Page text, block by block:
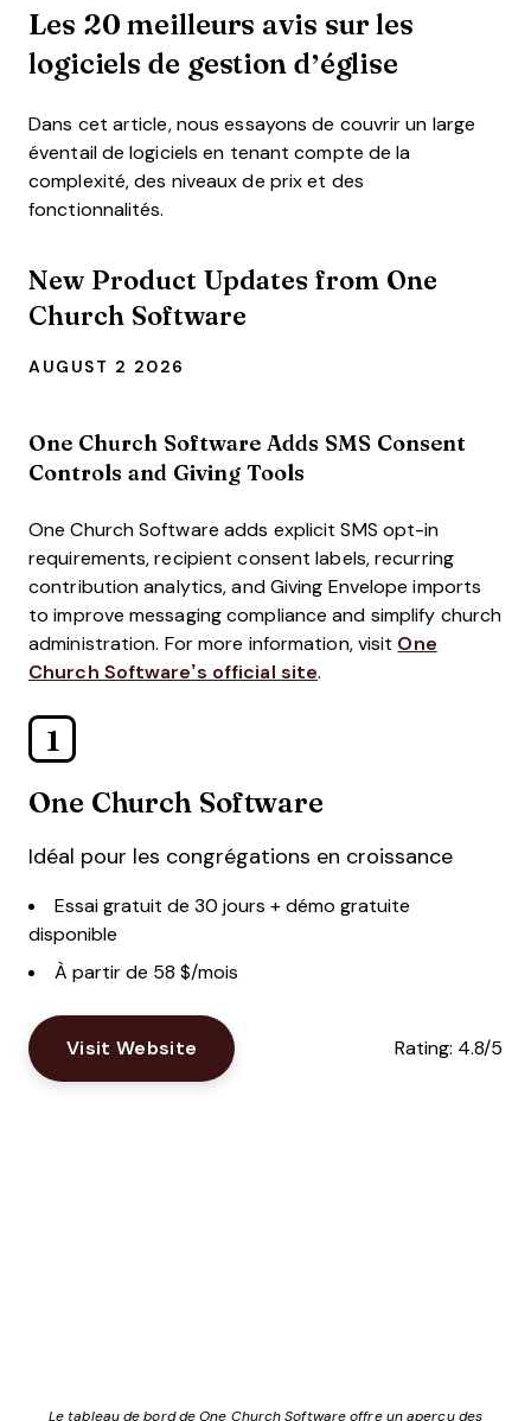
Les 20 meilleurs avis sur les
logiciels de gestion d’église
Dans cet article, nous essayons de couvrir un large
éventail de logiciels en tenant compte de la
complexité, des niveaux de prix et des
fonctionnalités.
1
One Church Software
Idéal pour les congrégations en croissance
Essai gratuit de 30 jours + démo gratuite
disponible
À partir de 58 $/mois
Visit Website Rating: 4.8/5
Le tableau de bord de One Church Software offre un aperçu des
New Product Updates from One
Church Software
AUGUST 2 2026
One Church Software Adds SMS Consent
Controls and Giving Tools
One Church Software adds explicit SMS opt-in
requirements, recipient consent labels, recurring
contribution analytics, and Giving Envelope imports
to improve messaging compliance and simplify church
administration. For more information, visit One
Church Software’s official site.